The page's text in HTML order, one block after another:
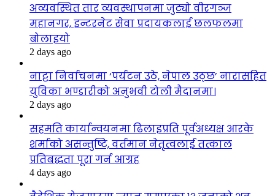
अव्यवस्थित तार व्यवस्थापनमा जुट्यो वीरगञ्ज
महानगर, इन्टरनेट सेवा प्रदायकलाई छलफलमा
बोलाइयो
2 days ago
नाट्टा निर्वाचनमा ‘पर्यटन उठे, नेपाल उठ्छ’ नारासहित
युविका भण्डारीको अनुभवी टोली मैदानमा।
2 days ago
सहमति कार्यान्वयनमा ढिलाइप्रति पूर्वअध्यक्ष आरके
शर्माको असन्तुष्टि, वर्तमान नेतृत्वलाई तत्काल
प्रतिबद्धता पूरा गर्न आग्रह
4 days ago